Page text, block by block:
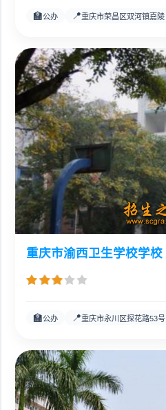
🏫公办 📍重庆市荣昌区双河镇嘉陵
重庆市渝西卫生学校学校
🏫公办 📍重庆市永川区探花路53号